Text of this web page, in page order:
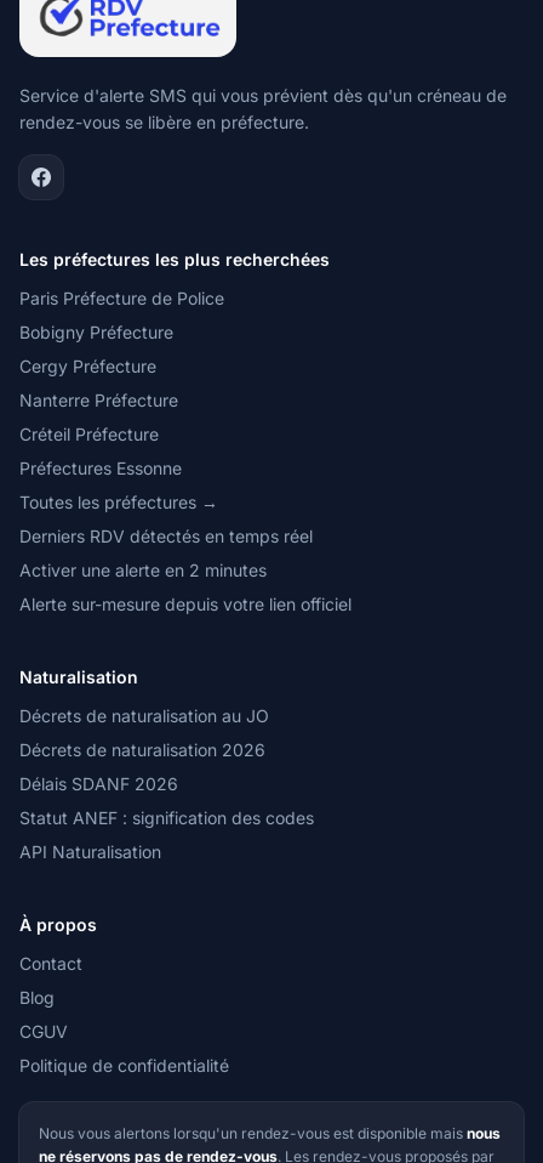
Service d'alerte SMS qui vous prévient dès qu'un créneau de
rendez-vous se libère en préfecture.
Les préfectures les plus recherchées
Paris Préfecture de Police
Bobigny Préfecture
Cergy Préfecture
Nanterre Préfecture
Créteil Préfecture
Préfectures Essonne
Toutes les préfectures →
Derniers RDV détectés en temps réel
Activer une alerte en 2 minutes
Alerte sur-mesure depuis votre lien officiel
Naturalisation
Décrets de naturalisation au JO
Décrets de naturalisation 2026
Délais SDANF 2026
Statut ANEF : signification des codes
API Naturalisation
À propos
Contact
Blog
CGUV
Politique de confidentialité
Nous vous alertons lorsqu'un rendez-vous est disponible mais nous
ne réservons pas de rendez-vous. Les rendez-vous proposés par